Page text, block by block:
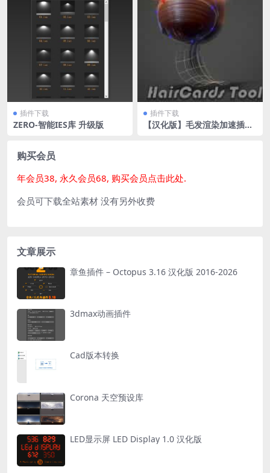
插件下载
ZERO-智能IES库 升级版
插件下载
【汉化版】毛发渲染加速插件
购买会员
年会员38, 永久会员68, 购买会员点击此处.
会员可下载全站素材 没有另外收费
文章展示
章鱼插件 – Octopus 3.16 汉化版 2016-2026
3dmax动画插件
Cad版本转换
Corona 天空预设库
LED显示屏 LED Display 1.0 汉化版